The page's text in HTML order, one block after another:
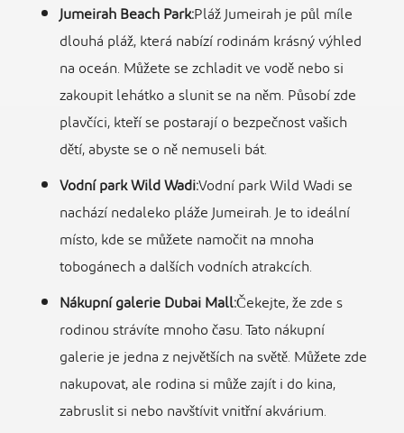
Jumeirah Beach Park:Pláž Jumeirah je půl míle
dlouhá pláž, která nabízí rodinám krásný výhled
na oceán. Můžete se zchladit ve vodě nebo si
zakoupit lehátko a slunit se na něm. Působí zde
plavčíci, kteří se postarají o bezpečnost vašich
dětí, abyste se o ně nemuseli bát.
Vodní park Wild Wadi:Vodní park Wild Wadi se
nachází nedaleko pláže Jumeirah. Je to ideální
místo, kde se můžete namočit na mnoha
tobogánech a dalších vodních atrakcích.
Nákupní galerie Dubai Mall:Čekejte, že zde s
rodinou strávíte mnoho času. Tato nákupní
galerie je jedna z největších na světě. Můžete zde
nakupovat, ale rodina si může zajít i do kina,
zabruslit si nebo navštívit vnitřní akvárium.